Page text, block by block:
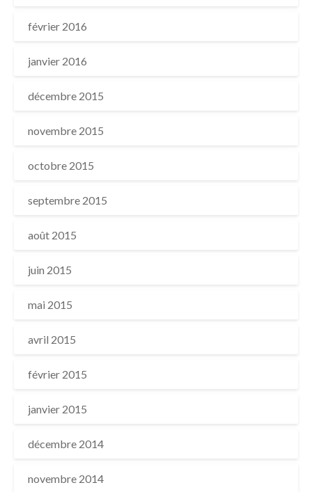
février 2016
janvier 2016
décembre 2015
novembre 2015
octobre 2015
septembre 2015
août 2015
juin 2015
mai 2015
avril 2015
février 2015
janvier 2015
décembre 2014
novembre 2014